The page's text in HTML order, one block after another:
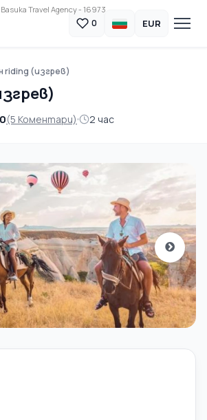
Basuka Travel Agency - 16973
0 EUR
riding (изгрев)
(5 Коментари) 2 час